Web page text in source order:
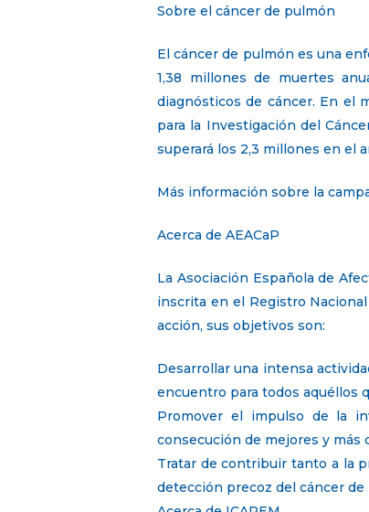
Sobre el cáncer de pulmón
El cáncer de pulmón es una
1,38 millones de muertes
diagnósticos de cáncer. En el
para la Investigación del
superará los 2,3 millones en el
Más información sobre la
Acerca de AEACaP
La Asociación Española de
inscrita en el Registro
acción, sus objetivos son:
Desarrollar una intensa
encuentro para todos aquéllos
Promover el impulso de la
consecución de mejores y más
Tratar de contribuir tanto a la
detección precoz del cáncer